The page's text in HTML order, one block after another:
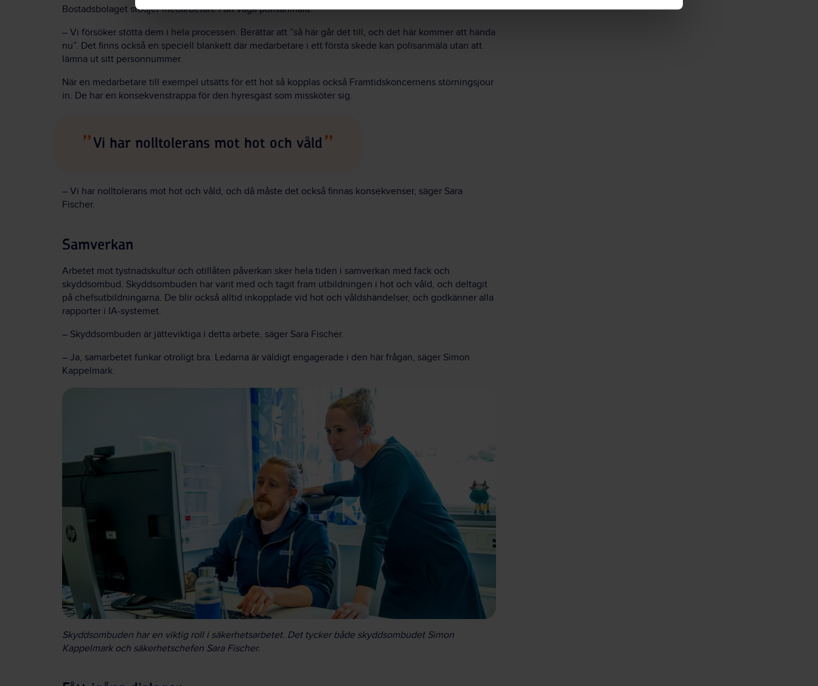
Bostadsbolaget stödjer medarbetare i att våga polisanmäla.
– Vi försöker stötta dem i hela processen. Berättar att ”så här går det till, och det här kommer att hända
nu”. Det finns också en speciell blankett där medarbetare i ett första skede kan polisanmäla utan att
lämna ut sitt personnummer.
När en medarbetare till exempel utsätts för ett hot så kopplas också Framtidskoncernens störningsjour
in. De har en konsekvenstrappa för den hyresgäst som missköter sig.
Vi har nolltolerans mot hot och våld
– Vi har nolltolerans mot hot och våld, och då måste det också finnas konsekvenser, säger Sara
Fischer.
Samverkan
Arbetet mot tystnadskultur och otillåten påverkan sker hela tiden i samverkan med fack och
skyddsombud. Skyddsombuden har varit med och tagit fram utbildningen i hot och våld, och deltagit
på chefsutbildningarna. De blir också alltid inkopplade vid hot och våldshändelser, och godkänner alla
rapporter i IA-systemet.
– Skyddsombuden är jätteviktiga i detta arbete, säger Sara Fischer.
– Ja, samarbetet funkar otroligt bra. Ledarna är väldigt engagerade i den här frågan, säger Simon
Kappelmark.
Skyddsombuden har en viktig roll i säkerhetsarbetet. Det tycker både skyddsombudet Simon
Kappelmark och säkerhetschefen Sara Fischer.